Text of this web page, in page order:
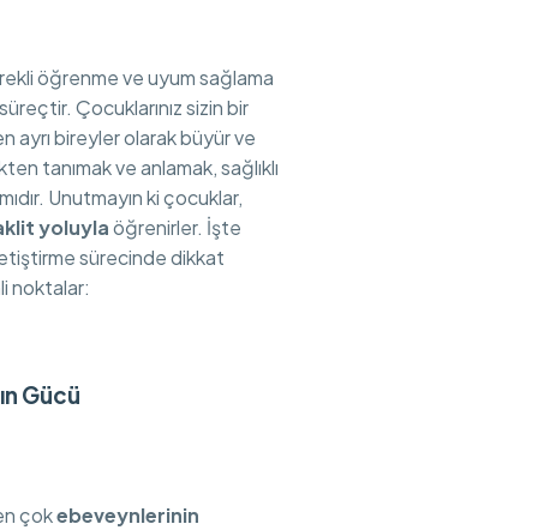
öğrenme ve uyum sağlama
Çocuklarınız sizin bir
ayrı bireyler olarak büyür ve
tanımak ve anlamak, sağlıklı
Unutmayın ki çocuklar,
yoluylaöğrenirler. İşte
sürecinde dikkat
noktalar:
Gücü
çokebeveynlerinin